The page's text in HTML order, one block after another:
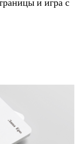
и игра с